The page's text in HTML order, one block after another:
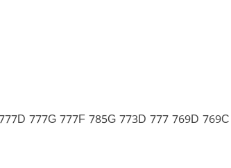
777G 777F 785G 773D 777 769D